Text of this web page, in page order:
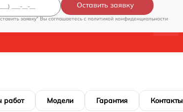
Оставить заявку
заявку" Вы соглашаетесь c политикой конфиденциальности
работ Модели Гарантия Контакты